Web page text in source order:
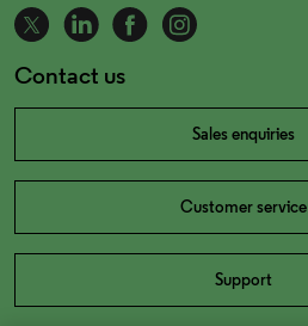
Contact us
Sales enquiries
Customer service
Support